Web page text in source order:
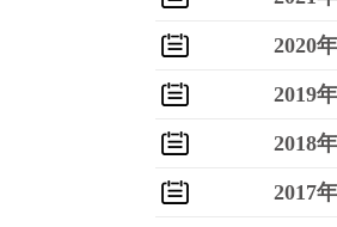
2020年
2019年
2018年
2017年